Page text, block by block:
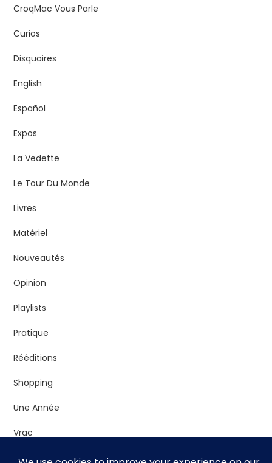
CroqMac Vous Parle
Curios
Disquaires
English
Español
Expos
La Vedette
Le Tour Du Monde
Livres
Matériel
Nouveautés
Opinion
Playlists
Pratique
Rééditions
Shopping
Une Année
Vrac